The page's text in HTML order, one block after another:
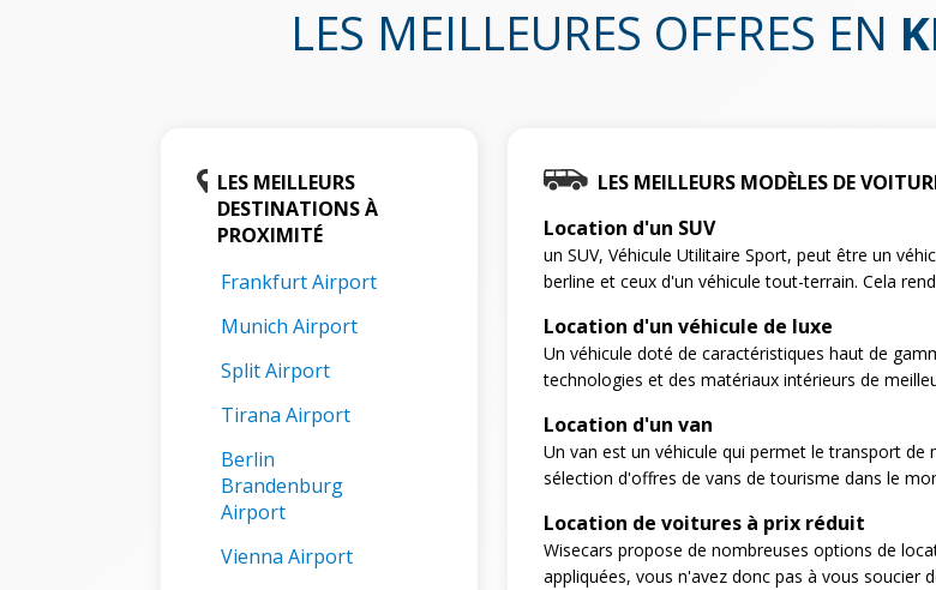
LES MEILLEURES OFFRES EN
LES MEILLEURS
DESTINATIONS À
PROXIMITÉ
Frankfurt Airport
Munich Airport
Split Airport
Tirana Airport
Berlin
Brandenburg
Airport
Vienna Airport
LES MEILLEURS MODÈLES DE
Location d'un SUV
un SUV, Véhicule Utilitaire Sport, peut être un
berline et ceux d'un véhicule tout-terrain. Cela
Location d'un véhicule de luxe
Un véhicule doté de caractéristiques haut de
technologies et des matériaux intérieurs de
Location d'un van
Un van est un véhicule qui permet le transport de
sélection d'offres de vans de tourisme dans le
Location de voitures à prix réduit
Wisecars propose de nombreuses options de
appliquées, vous n'avez donc pas à vous soucier